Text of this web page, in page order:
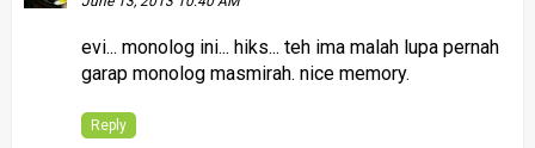
evi... monolog ini... hiks... teh ima malah lupa pernah
garap monolog masmirah. nice memory.
Reply